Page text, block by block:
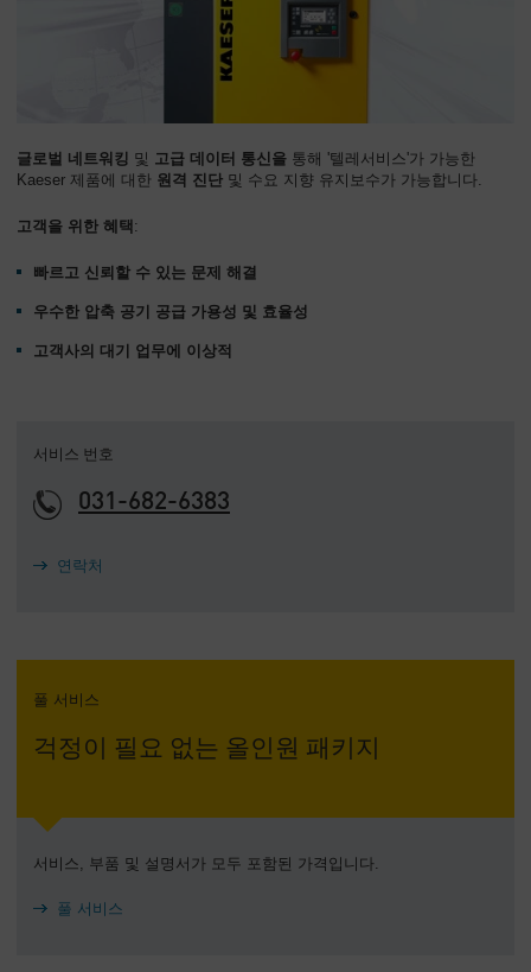
글로벌 네트워킹 및 고급 데이터 통신을 통해 '텔레서비스'가 가능한
Kaeser 제품에 대한 원격 진단 및 수요 지향 유지보수가 가능합니다.
고객을 위한 혜택 :
빠르고 신뢰할 수 있는 문제 해결
우수한 압축 공기 공급 가용성 및 효율성
고객사의 대기 업무에 이상적
서비스 번호
031-682-6383
연락처
풀 서비스
걱정이 필요 없는 올인원 패키지
서비스, 부품 및 설명서가 모두 포함된 가격입니다.
풀 서비스